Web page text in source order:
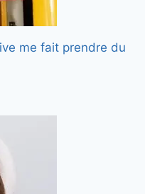
me fait prendre du